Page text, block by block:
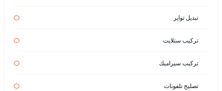
تبديل تواير
تركيب ستلايت
تركيب سيراميك
تصليح تلفونات